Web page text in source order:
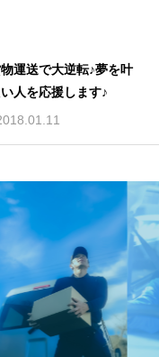
運送で大逆転♪夢を叶
人を応援します♪